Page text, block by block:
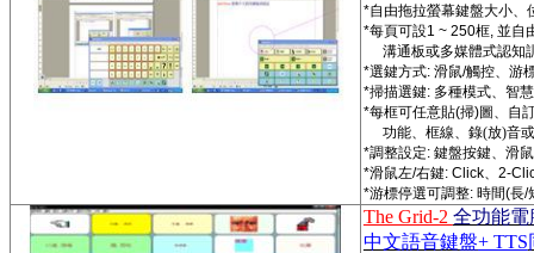
*自由拖拉螢幕鍵盤大小、
*每頁可設1 ~ 250框, 並自
溝通板或多媒體式認知
*選鍵方式: 滑鼠/觸控、游
*掃描選鍵: 多種模式、智
*每框可任意貼(掃)圖、自
功能、框線、錄(放)音
*調整設定: 鍵盤按鍵、滑
*滑鼠左/右鍵: Click、 2-
*游標停選可調整: 時間(長/
The Grid-2 全功能電
中文語音鍵盤+ TTS